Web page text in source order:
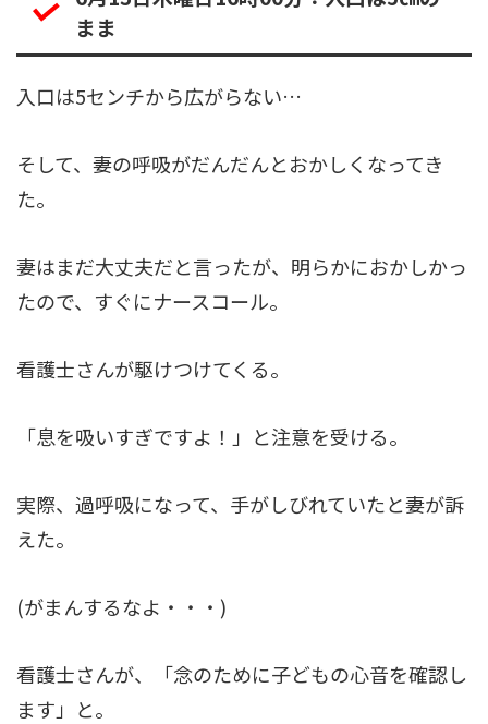
まま
入口は5センチから広がらない…
そして、妻の呼吸がだんだんとおかしくなってき
た。
妻はまだ大丈夫だと言ったが、明らかにおかしかっ
たので、すぐにナースコール。
看護士さんが駆けつけてくる。
「息を吸いすぎですよ！」と注意を受ける。
実際、過呼吸になって、手がしびれていたと妻が訴
えた。
(がまんするなよ・・・)
看護士さんが、「念のために子どもの心音を確認し
ます」と。